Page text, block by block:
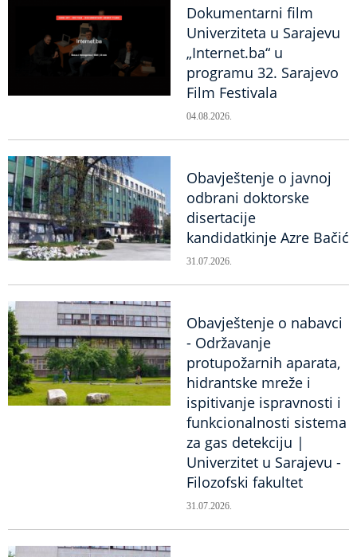
Dokumentarni film
Univerziteta u Sarajevu
„Internet.ba“ u
programu 32. Sarajevo
Film Festivala
04.08.2026.
Obavještenje o javnoj
odbrani doktorske
disertacije
kandidatkinje Azre Bačić
31.07.2026.
Obavještenje o nabavci
- Održavanje
protupožarnih aparata,
hidrantske mreže i
ispitivanje ispravnosti i
funkcionalnosti sistema
za gas detekciju |
Univerzitet u Sarajevu -
Filozofski fakultet
31.07.2026.